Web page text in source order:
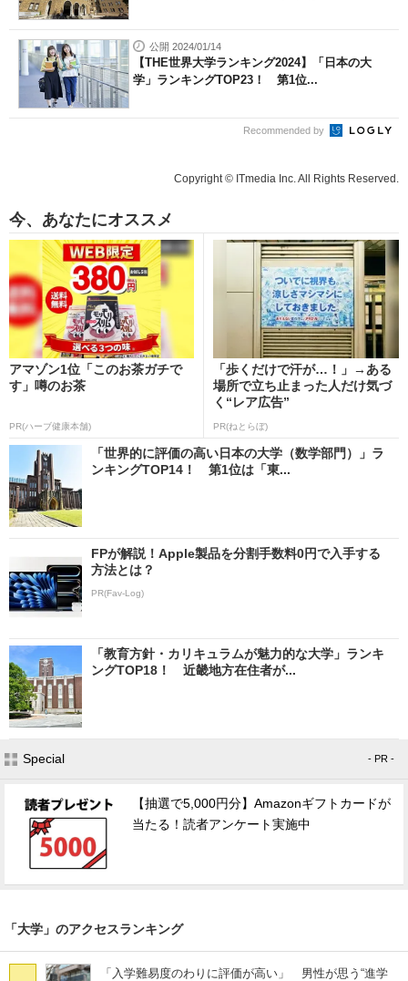
公開 2024/01/14
【THE世界大学ランキング2024】「日本の大
学」ランキングTOP23！ 第1位...
Recommended by
Copyright © ITmedia Inc. All Rights Reserved.
今、あなたにオススメ
アマゾン1位「このお茶ガチで
す」噂のお茶
PR(ハーブ健康本舗)
「歩くだけで汗が…！」→ある
場所で立ち止まった人だけ気づ
く“レア広告”
PR(ねとらぼ)
「世界的に評価の高い日本の大学（数学部門）」ラ
ンキングTOP14！ 第1位は「東...
FPが解説！Apple製品を分割手数料0円で入手する
方法とは？
PR(Fav-Log)
「教育方針・カリキュラムが魅力的な大学」ランキ
ングTOP18！ 近畿地方在住者が...
Special - PR -
【抽選で5,000円分】Amazonギフトカードが
当たる！読者アンケート実施中
「大学」のアクセスランキング
「入学難易度のわりに評価が高い」 男性が思う“進学